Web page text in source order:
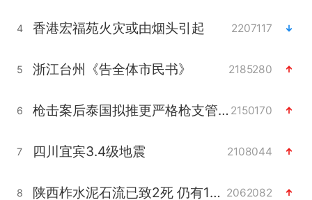
4 香港宏福苑火灾或由烟头引起 2207117
5 浙江台州《告全体市民书》 2185280
6 枪击案后泰国拟推更严格枪支管控方案 2150170
7 四川宜宾3.4级地震 2108044
8 陕西柞水泥石流已致2死 仍有1人失联 2062082